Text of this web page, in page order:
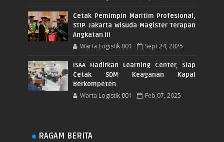
Cetak Pemimpin Maritim Profesional,
STIP Jakarta Wisuda Magister Terapan
Angkatan III
Warta Logistik 001 Sept 24, 2025
ISAA Hadirkan Learning Center, Siap
Cetak SDM Keaganan Kapal
Berkompeten
Warta Logistik 001 Feb 07, 2025
RAGAM BERITA